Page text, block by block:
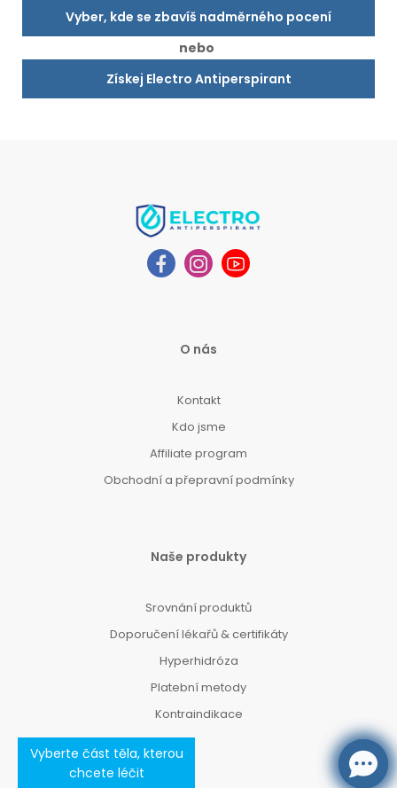
Vyberte část těla, kterou
chcete léčit
Vyber, kde se zbavíš nadměrného pocení
nebo
Získej Electro Antiperspirant
O nás
Kontakt
Kdo jsme
Affiliate program
Obchodní a přepravní podmínky
Naše produkty
Srovnání produktů
Doporučení lékařů & certifikáty
Hyperhidróza
Platební metody
Kontraindikace